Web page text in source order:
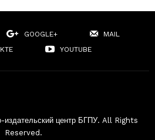
GOOGLE+
MAIL
YOUTUBE
центр БГПУ. All Rights
Reserved.